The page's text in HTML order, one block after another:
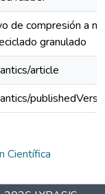
de compresión a
granulado
article
Científica